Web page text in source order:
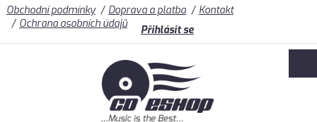
Obchodní podmínky Doprava a platba
Kontakt
Ochrana osobních údajů
Přihlásit se